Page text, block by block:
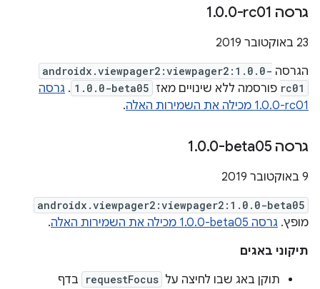
גרסה ‎1 .0.0-rc01
‫23 באוקטובר 2019
הגרסה androidx.viewpager2:viewpager2:1.0.0-
rc01 פורסמה ללא שינויים מאז 1.0.0-beta05
. גרסה
‎1.0.0-rc01 מכילה את השמירות האלה
.
גרסה ‎1 .0.0-beta05
‫9 באוקטובר 2019
androidx.viewpager2:viewpager2:1.0.0-beta05
מופץ. גרסה ‎1.0.0-beta05 מכילה את השמירות האלה
.
תיקוני באגים
תוקן באג שבו לחיצה על requestFocus
בדף